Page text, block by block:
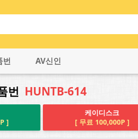
번 AV신인
번 HUNTB-614
]
케이디스크
[ 무료 100,000P ]